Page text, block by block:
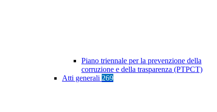
Piano triennale per la prevenzione della
corruzione e della trasparenza (PTPCT)
Atti generali 269